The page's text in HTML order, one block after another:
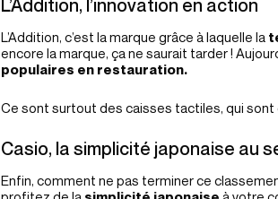
L’Addition, l’innovation en action
L’Addition, c’est la marque grâce à laquelle la
encore la marque, ça ne saurait tarder !
populaires en restauration.
Ce sont surtout des caisses tactiles, qui sont
Casio, la simplicité japonaise au
Enfin, comment ne pas terminer ce